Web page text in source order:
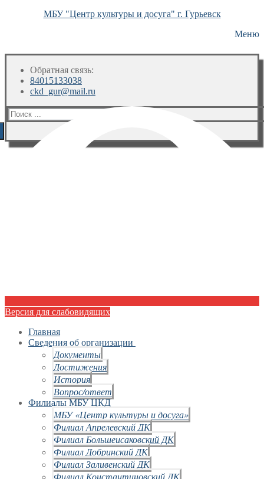
МБУ "Центр культуры и досуга" г. Гурьевск
Меню
Обратная связь:
84015133038
ckd_gur@mail.ru
Искать:
Версия для слабовидящих
Главная
Сведения об организации
Документы
Достижения
История
Вопрос/ответ
Филиалы МБУ ЦКД
МБУ «Центр культуры и досуга»
Филиал Апрелевский ДК
Филиал Большеисаковский ДК
Филиал Добринский ДК
Филиал Заливенский ДК